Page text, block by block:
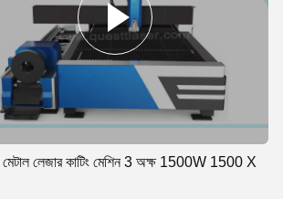
মেটাল লেজার কাটিং মেশিন 3 অক্ষ 1500W 1500 X